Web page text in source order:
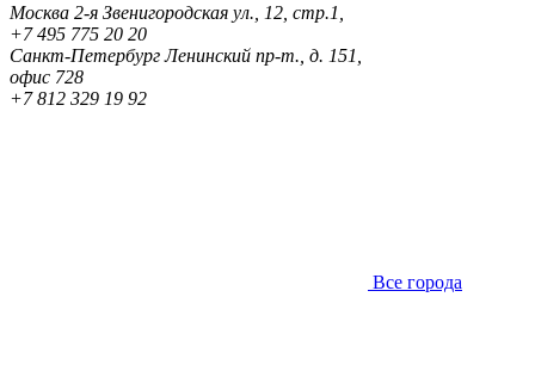
Москва 2-я Звенигородская ул., 12, стр.1,
+7 495 775 20 20
Санкт-ПетербургЛенинский пр-т., д. 151,
офис 728
+7 812 329 19 92
Все города